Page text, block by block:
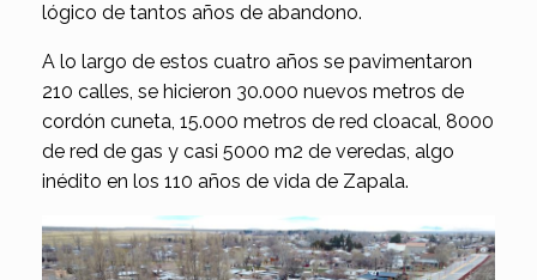
lógico de tantos años de abandono.
A lo largo de estos cuatro años se pavimentaron
210 calles, se hicieron 30.000 nuevos metros de
cordón cuneta, 15.000 metros de red cloacal, 8000
de red de gas y casi 5000 m2 de veredas, algo
inédito en los 110 años de vida de Zapala.